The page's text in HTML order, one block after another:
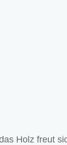
Holz freut